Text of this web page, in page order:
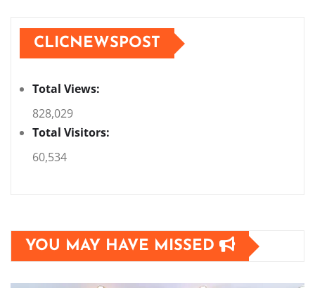
CLICNEWSPOST
Total Views:
828,029
Total Visitors:
60,534
YOU MAY HAVE MISSED